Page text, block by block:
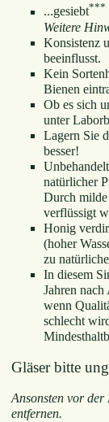
...gesiebt***
Weitere
Konsistenz
beeinflusst.
Kein
Bienen
Ob es sich
unter
Lagern Sie
besser!
natürlicher
Durch
verflüssigt
Honig
(hoher
zu
In diesem
Jahren
wenn
schlecht
Gläser bitte
Ansonsten vor der
entfernen.